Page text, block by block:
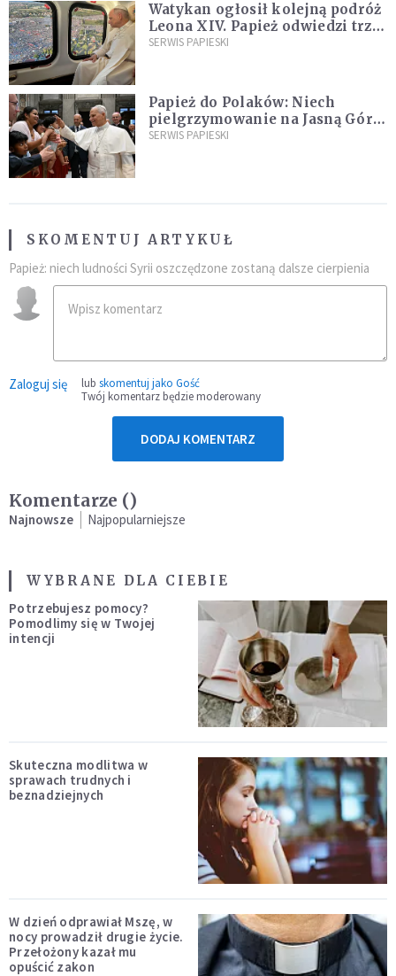
Watykan ogłosił kolejną podróż
Leona XIV. Papież odwiedzi trzy
kraje Ameryki Południowej
SERWIS PAPIESKI
Papież do Polaków: Niech
pielgrzymowanie na Jasną Górę
umocni wiarę i nadzieję
SERWIS PAPIESKI
SKOMENTUJ ARTYKUŁ
Papież: niech ludności Syrii oszczędzone zostaną dalsze cierpienia
Zaloguj się lub skomentuj jako Gość
Twój komentarz będzie moderowany
DODAJ KOMENTARZ
Komentarze ()
Najnowsze Najpopularniejsze
WYBRANE DLA CIEBIE
Potrzebujesz pomocy?
Pomodlimy się w Twojej
intencji
Skuteczna modlitwa w
sprawach trudnych i
beznadziejnych
W dzień odprawiał Mszę, w
nocy prowadził drugie życie.
Przełożony kazał mu
opuścić zakon